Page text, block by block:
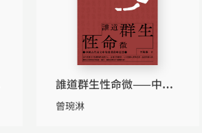
誰道群生性命微——中國
古代詩文中的愛護動物思
曾琬淋